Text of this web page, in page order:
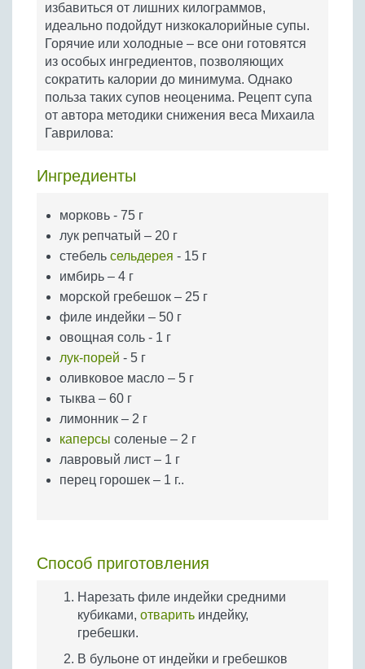
Бобовые
Яйца
Крупы
избавиться от лишних килограммов,
идеально подойдут низкокалорийные супы.
Горячие или холодные – все они готовятся
из особых ингредиентов, позволяющих
сократить калории до минимума. Однако
польза таких супов неоценима. Рецепт супа
от автора методики снижения веса Михаила
Гаврилова:
Ингредиенты
морковь - 75 г
лук репчатый – 20 г
стебель сельдерея - 15 г
имбирь – 4 г
морской гребешок – 25 г
филе индейки – 50 г
овощная соль - 1 г
лук-порей - 5 г
оливковое масло – 5 г
тыква – 60 г
лимонник – 2 г
каперсы соленые – 2 г
лавровый лист – 1 г
перец горошек – 1 г..
Способ приготовления
Нарезать филе индейки средними
кубиками, отварить индейку,
гребешки.
В бульоне от индейки и гребешков